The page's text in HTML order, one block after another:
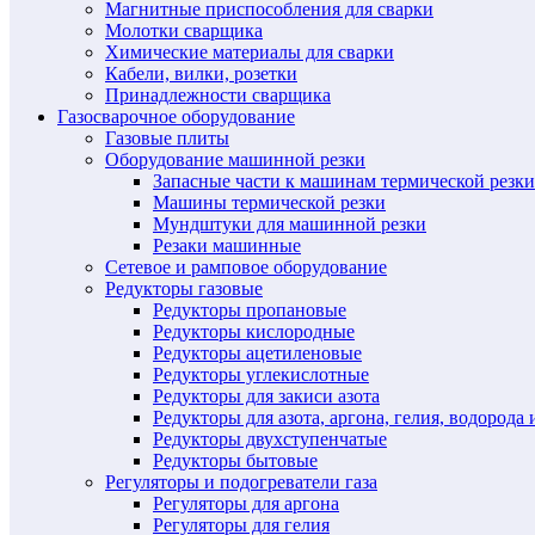
Магнитные приспособления для сварки
Молотки сварщика
Химические материалы для сварки
Кабели, вилки, розетки
Принадлежности сварщика
Газосварочное оборудование
Газовые плиты
Оборудование машинной резки
Запасные части к машинам термической резки
Машины термической резки
Мундштуки для машинной резки
Резаки машинные
Сетевое и рамповое оборудование
Редукторы газовые
Редукторы пропановые
Редукторы кислородные
Редукторы ацетиленовые
Редукторы углекислотные
Редукторы для закиси азота
Редукторы для азота, аргона, гелия, водорода
Редукторы двухступенчатые
Редукторы бытовые
Регуляторы и подогреватели газа
Регуляторы для аргона
Регуляторы для гелия